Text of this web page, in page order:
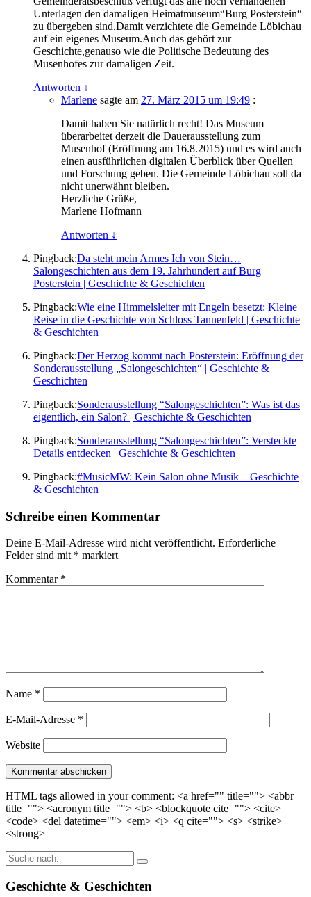
Unterlagen den damaligen Heimatmuseum“Burg Posterstein“
zu übergeben sind.Damit verzichtete die Gemeinde Löbichau
auf ein eigenes Museum.Auch das gehört zur
Geschichte,genauso wie die Politische Bedeutung des
Musenhofes zur damaligen Zeit.
Antworten ↓
Marlene sagte am 27. März 2015 um 19:49 :
Damit haben Sie natürlich recht! Das Museum
überarbeitet derzeit die Dauerausstellung zum
Musenhof (Eröffnung am 16.8.2015) und es wird auch
einen ausführlichen digitalen Überblick über Quellen
und Forschung geben. Die Gemeinde Löbichau soll da
nicht unerwähnt bleiben.
Herzliche Grüße,
Marlene Hofmann
Antworten ↓
Pingback:Da steht mein Armes Ich von Stein…
Salongeschichten aus dem 19. Jahrhundert auf Burg
Posterstein | Geschichte & Geschichten
Pingback:Wie eine Himmelsleiter mit Engeln besetzt: Kleine
Reise in die Geschichte von Schloss Tannenfeld | Geschichte
& Geschichten
Pingback:Der Herzog kommt nach Posterstein: Eröffnung der
Sonderausstellung „Salongeschichten“ | Geschichte &
Geschichten
Pingback:Sonderausstellung “Salongeschichten”: Was ist das
eigentlich, ein Salon? | Geschichte & Geschichten
Pingback:Sonderausstellung “Salongeschichten”: Versteckte
Details entdecken | Geschichte & Geschichten
Pingback:#MusicMW: Kein Salon ohne Musik – Geschichte
& Geschichten
Schreibe einen Kommentar
Deine E-Mail-Adresse wird nicht veröffentlicht. Erforderliche
Felder sind mit * markiert
Kommentar *
Name *
E-Mail-Adresse *
Website
HTML tags allowed in your comment: <a href="" title=""> <abbr
title=""> <acronym title=""> <b> <blockquote cite=""> <cite>
<code> <del datetime=""> <em> <i> <q cite=""> <s> <strike>
<strong>
Suche
nach:
Geschichte & Geschichten